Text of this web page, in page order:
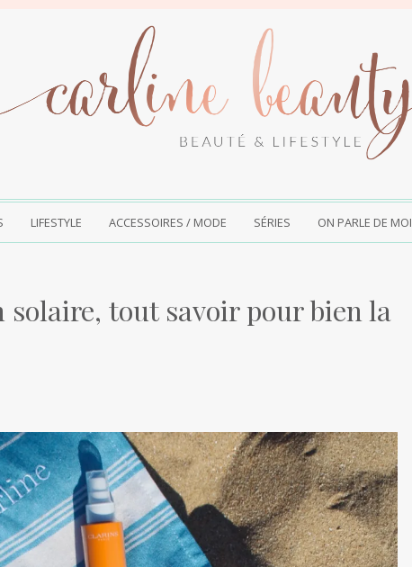
LIFESTYLE ACCESSOIRES / MODE SÉRIES ON PARLE DE MOI
solaire, tout savoir pour bien la